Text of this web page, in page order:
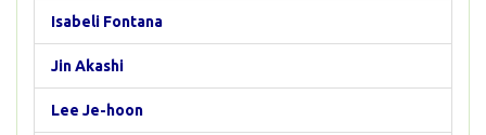
Isabeli Fontana
Jin Akashi
Lee Je-hoon